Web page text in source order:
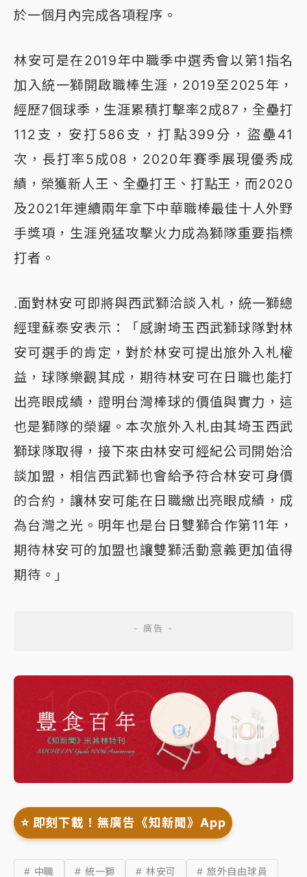
於一個月內完成各項程序。
林安可是在2019年中職季中選秀會以第1指名
加入統一獅開啟職棒生涯，2019至2025年，
經歷7個球季，生涯累積打擊率2成87，全壘打
112支，安打586支，打點399分，盜壘41
次，長打率5成08，2020年賽季展現優秀成
績，榮獲新人王、全壘打王、打點王，而2020
及2021年連續兩年拿下中華職棒最佳十人外野
手獎項，生涯兇猛攻擊火力成為獅隊重要指標
打者。
.面對林安可即將與西武獅洽談入札，統一獅總
經理蘇泰安表示：「感謝埼玉西武獅球隊對林
安可選手的肯定，對於林安可提出旅外入札權
益，球隊樂觀其成，期待林安可在日職也能打
出亮眼成績，證明台灣棒球的價值與實力，這
也是獅隊的榮耀。本次旅外入札由其埼玉西武
獅球隊取得，接下來由林安可經紀公司開始洽
談加盟，相信西武獅也會給予符合林安可身價
的合約，讓林安可能在日職繳出亮眼成績，成
為台灣之光。明年也是台日雙獅合作第11年，
期待林安可的加盟也讓雙獅活動意義更加值得
期待。」
⭐️ 即刻下載！無廣告《知新聞》App
# 中職 # 統一獅 # 林安可 # 旅外自由球員